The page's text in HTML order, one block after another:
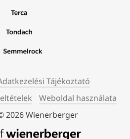
Tájékoztató
Weboldal használata
2026 Wienerberger